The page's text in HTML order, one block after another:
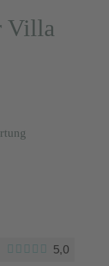
Villa
5,0